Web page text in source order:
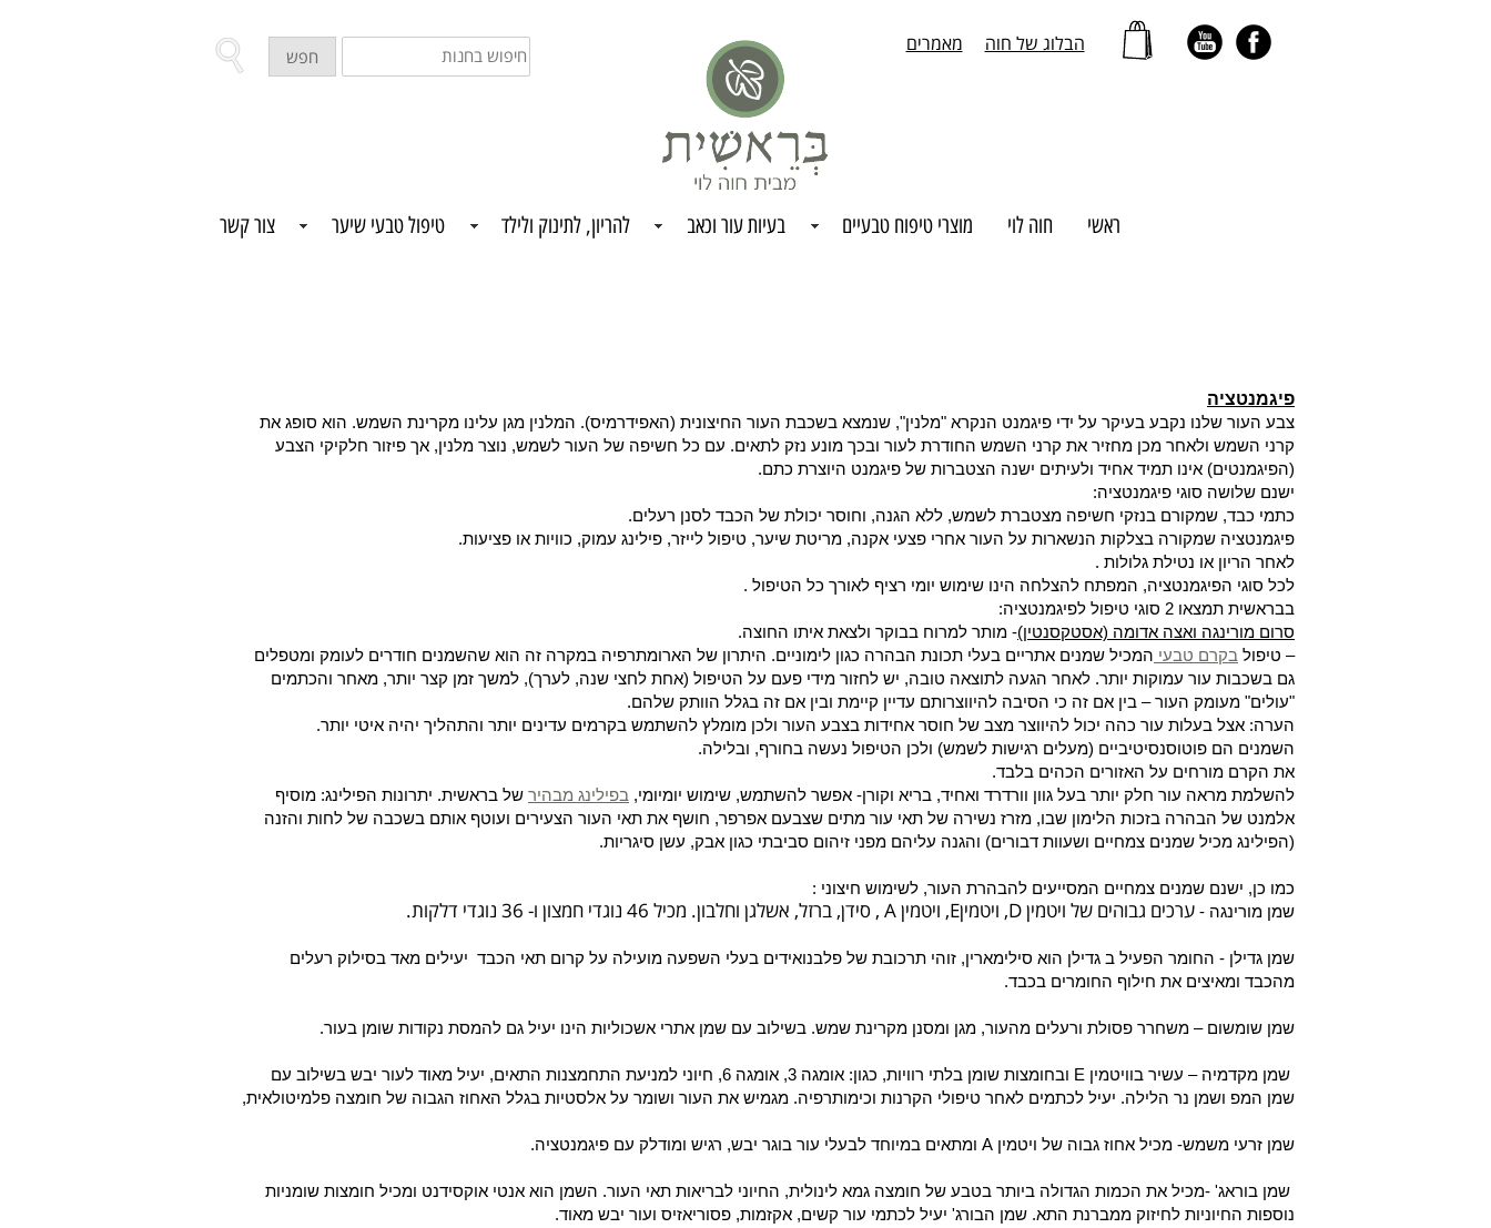
חיפוש
בחנות
חפש
הבלוג של חוה מאמרים
ראשי חוה לוי מוצרי טיפוח טבעיים בעיות עור וכאב להריון, לתינוק ולילד טיפול טבעי שיער צור קשר
פיגמנטציה
צבע העור שלנו נקבע בעיקר על ידי פיגמנט הנקרא "מלנין", שנמצא בשכבת העור החיצונית (האפידרמיס). המלנין מגן עלינו מקרינת השמש. הוא סופג את
קרני השמש ולאחר מכן מחזיר את קרני השמש החודרת לעור ובכך מונע נזק לתאים. עם כל חשיפה של העור לשמש, נוצר מלנין, אך פיזור חלקיקי הצבע
(הפיגמנטים) אינו תמיד אחיד ולעיתים ישנה הצטברות של פיגמנט היוצרת כתם.
ישנם שלושה סוגי פיגמנטציה:
כתמי כבד, שמקורם בנזקי חשיפה מצטברת לשמש, ללא הגנה, וחוסר יכולת של הכבד לסנן רעלים.
פיגמנטציה שמקורה בצלקות הנשארות על העור אחרי פצעי אקנה, מריטת שיער, טיפול לייזר, פילינג עמוק, כוויות או פציעות.
לאחר הריון או נטילת גלולות .
לכל סוגי הפיגמנטציה, המפתח להצלחה הינו שימוש יומי רציף לאורך כל הטיפול .
בבראשית תמצאו 2 סוגי טיפול לפיגמנטציה:
סרום מורינגה ואצה אדומה (אסטקסנטין)- מותר למרוח בבוקר ולצאת איתו החוצה.
– טיפול בקרם טבעי המכיל שמנים אתריים בעלי תכונת הבהרה כגון לימוניים. היתרון של הארומתרפיה במקרה זה הוא שהשמנים חודרים לעומק ומטפלים
גם בשכבות עור עמוקות יותר. לאחר הגעה לתוצאה טובה, יש לחזור מידי פעם על הטיפול (אחת לחצי שנה, לערך), למשך זמן קצר יותר, מאחר והכתמים
"עולים" מעומק העור – בין אם זה כי הסיבה להיווצרותם עדיין קיימת ובין אם זה בגלל הוותק שלהם.
הערה: אצל בעלות עור כהה יכול להיווצר מצב של חוסר אחידות בצבע העור ולכן מומלץ להשתמש בקרמים עדינים יותר והתהליך יהיה איטי יותר.
השמנים הם פוטוסנסיטיביים (מעלים רגישות לשמש) ולכן הטיפול נעשה בחורף, ובלילה.
את הקרם מורחים על האזורים הכהים בלבד.
להשלמת מראה עור חלק יותר בעל גוון וורדרד ואחיד, בריא וקורן- אפשר להשתמש, שימוש יומיומי, בפילינג מבהיר של בראשית. יתרונות הפילינג: מוסיף
אלמנט של הבהרה בזכות הלימון שבו, מזרז נשירה של תאי עור מתים שצבעם אפרפר, חושף את תאי העור הצעירים ועוטף אותם בשכבה של לחות והזנה
(הפילינג מכיל שמנים צמחיים ושעוות דבורים) והגנה עליהם מפני זיהום סביבתי כגון אבק, עשן סיגריות.
כמו כן, ישנם שמנים צמחיים המסייעים להבהרת העור, לשימוש חיצוני :
שמן מורינגה - ערכים גבוהים של ויטמין A, ויטמיןE, ויטמיןD , סידן, ברזל, אשלגן וחלבון. מכיל 46 נוגדי חמצון ו- 36 נוגדי דלקות.
שמן גדילן - החומר הפעיל ב גדילן הוא סילימארין, זוהי תרכובת של פלבנואידים בעלי השפעה מועילה על קרום תאי הכבד יעילים מאד בסילוק רעלים
מהכבד ומאיצים את חילוף החומרים בכבד.
שמן שומשום – משחרר פסולת ורעלים מהעור, מגן ומסנן מקרינת שמש. בשילוב עם שמן אתרי אשכוליות הינו יעיל גם להמסת נקודות שומן בעור.
שמן מקדמיה – עשיר בוויטמין E
ובחומצות שומן בלתי רוויות, כגון: אומגה 3, אומגה 6, חיוני למניעת התחמצנות התאים, יעיל מאוד לעור יבש בשילוב עם
שמן המפ ושמן נר הלילה. יעיל לכתמים לאחר טיפולי הקרנות וכימותרפיה. מגמיש את העור ושומר על אלסטיות בגלל האחוז הגבוה של חומצה פלמיטולאית,
שמן זרעי משמש- מכיל אחוז גבוה של ויטמין A ומתאים במיוחד לבעלי עור בוגר יבש, רגיש ומודלק עם פיגמנטציה.
שמן בוראג' -מכיל את הכמות הגדולה ביותר בטבע של חומצה גמא לינולית, החיוני לבריאות תאי העור. השמן הוא אנטי אוקסידנט ומכיל חומצות שומניות
נוספות החיוניות לחיזוק ממברנת התא. שמן הבורג' יעיל לכתמי עור קשים, אקזמות, פסוריאזיס ועור יבש מאוד.